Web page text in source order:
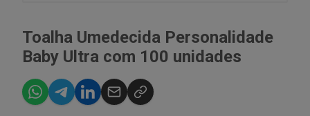
Toalha Umedecida Personalidade
Baby Ultra com 100 unidades